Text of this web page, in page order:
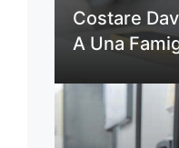
Costare
A Una